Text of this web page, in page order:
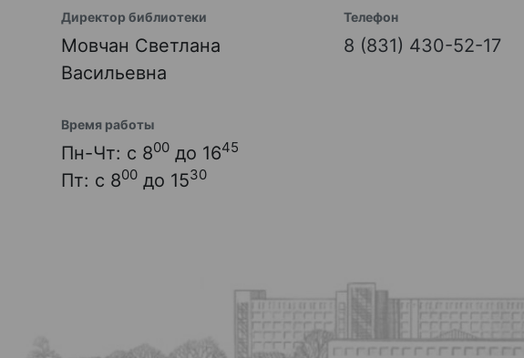
Директор библиотеки
Мовчан Светлана
Васильевна
Телефон
8 (831) 430-52-17
Время работы
Пн-Чт: с 800 до 1645
Пт: с 800 до 1530